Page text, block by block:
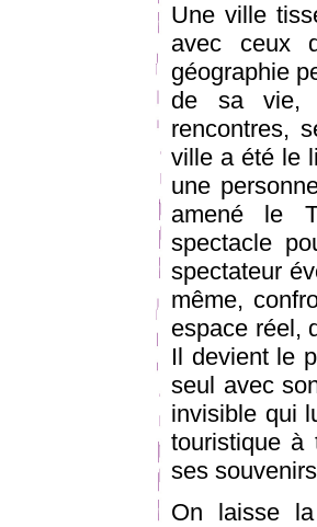
Une ville
avec ceux
géographie
de sa vie,
rencontres,
ville a été le
une
amené le
spectacle
spectateur
même,
espace réel,
Il devient le
seul avec
invisible qui
touristique à
ses
On laisse la